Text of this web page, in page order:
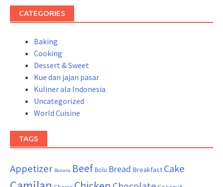
CATEGORIES
Baking
Cooking
Dessert & Sweet
Kue dan jajan pasar
Kuliner ala Indonesia
Uncategorized
World Cuisine
TAGS
Appetizer Banana BeefBolu Bread Breakfast Cake